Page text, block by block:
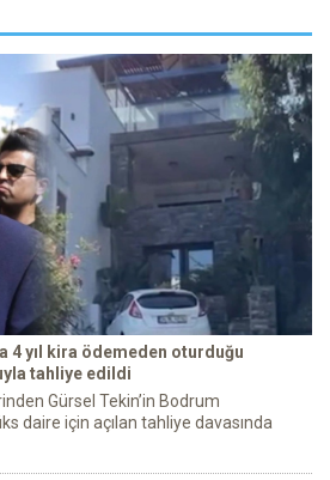
4 yıl kira ödemeden oturduğu
tahliye edildi
Gürsel Tekin’in Bodrum
daire için açılan tahliye davasında